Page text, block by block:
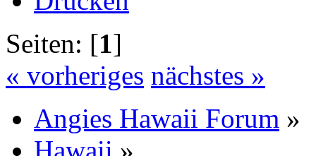
Seiten: [1]
« vorheriges nächstes »
Angies Hawaii Forum »